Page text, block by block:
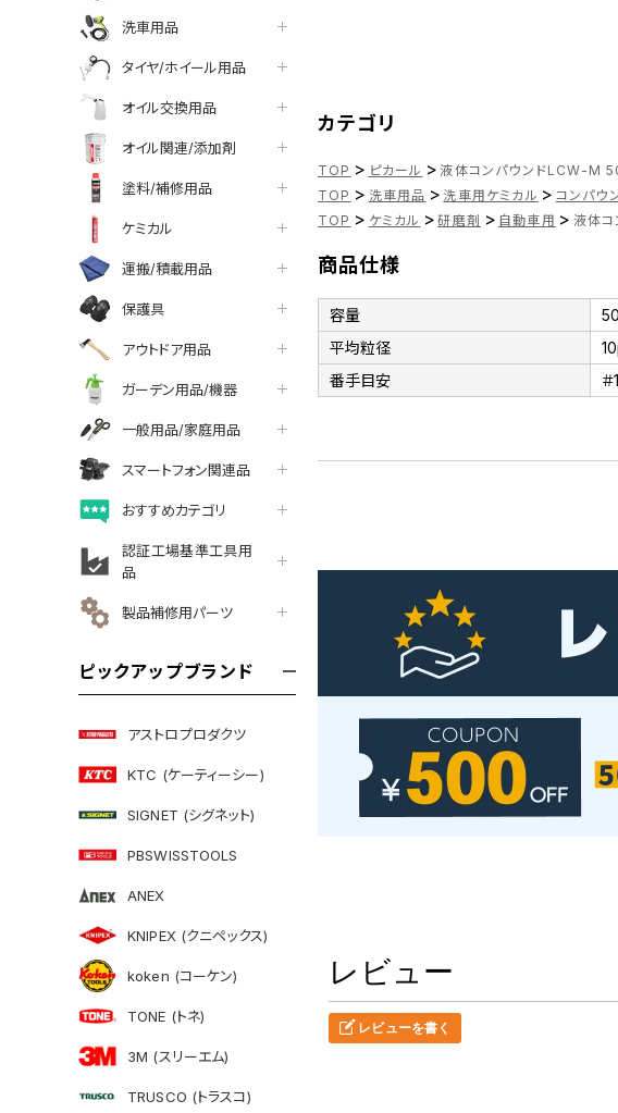
洗車用品
タイヤ/ホイール用品
オイル交換用品
オイル関連/添加剤
塗料/補修用品
ケミカル
運搬/積載用品
保護具
アウトドア用品
ガーデン用品/機器
一般用品/家庭用品
スマートフォン関連品
おすすめカテゴリ
認証工場基準工具用
品
製品補修用パーツ
ピックアップブランド
アストロプロダクツ
KTC (ケーティーシー)
SIGNET (シグネット)
PBSWISSTOOLS
ANEX
KNIPEX (クニペックス)
koken (コーケン)
TONE (トネ)
3M (スリーエム)
TRUSCO (トラスコ)
カテゴリ
TOP > ピカール > 液体コンパウンドLCW-M
TOP > 洗車用品 > 洗車用ケミカル > コンパウ
TOP > ケミカル > 研磨剤 > 自動車用 > 液体
商品仕様
容量
平均粒径
番手目安
レビュー
レビューを書く